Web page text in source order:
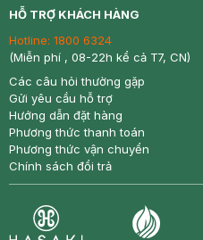
HỖ TRỢ KHÁCH HÀNG
Hotline: 1800 6324
(Miễn phí , 08-22h kể cả T7, CN)
Các câu hỏi thường gặp
Gửi yêu cầu hỗ trợ
Hướng dẫn đặt hàng
Phương thức thanh toán
Phương thức vận chuyển
Chính sách đổi trả